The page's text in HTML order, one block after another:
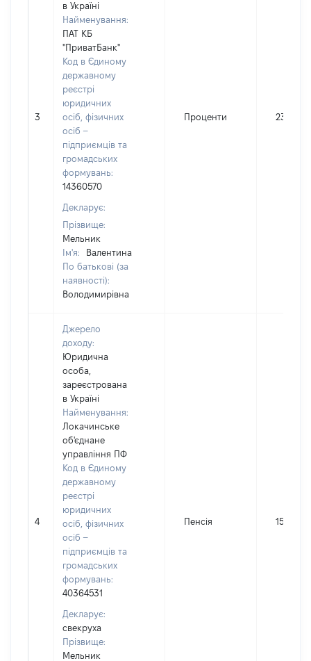
3
в Україні
Найменування:
ПАТ КБ
"ПриватБанк"
Код в Єдиному
державному
реєстрі
юридичних
осіб, фізичних
осіб –
підприємців та
громадських
формувань:
14360570
Декларує:
Прізвище:
Мельник
Ім'я:
Валентина
По батькові (за
наявності):
Володимирівна
Проценти 231
4
Джерело
доходу:
Юридична
особа,
зареєстрована
в Україні
Найменування:
Локачинське
об'єднане
управління ПФ
Код в Єдиному
державному
реєстрі
юридичних
осіб, фізичних
осіб –
підприємців та
громадських
формувань:
40364531
Декларує:
свекруха
Прізвище:
Мельник
Пенсія 15779